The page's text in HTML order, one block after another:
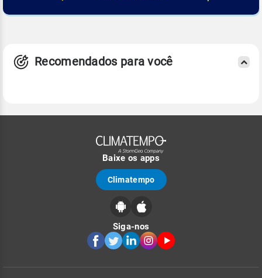
Recomendados para você
Baixe os apps
Climatempo
Siga-nos